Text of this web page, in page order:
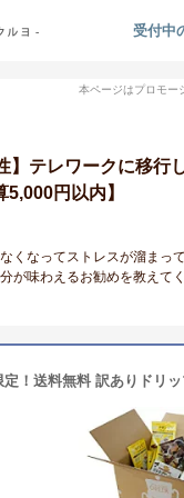
受付中
本ページはプロモー
】テレワークに移行
5,000円以内】
くなってストレスが溜まっ
が味わえるお勧めを教えて
定！送料無料 訳ありドリ